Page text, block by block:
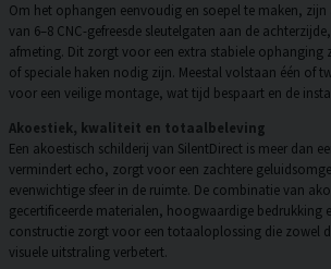
Om het ophangen eenvoudig en soepel te maken,
van 6–8 CNC-gefreesde sleutelgaten aan de
afmeting. Dit zorgt voor een extra stabiele ophanging
of speciale haken nodig zijn. Meestal volstaan één of
voor een veilige montage, wat tijd bespaart en de
Akoestiek, kwaliteit en totaalbeleving
Een akoestisch schilderij van SilentDirect is meer dan
vermindert echo, zorgt voor een zachtere
evenwichtige sfeer in de ruimte. De combinatie van
gecertificeerde materialen, hoogwaardige bedrukking
constructie zorgt voor een totaaloplossing die zowel
visuele uitstraling verbetert.